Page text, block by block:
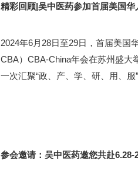
精彩回顾|吴中医药参加首届美国
2024年6月28日至29日，首届美国
CBA）CBA-China年会在苏州盛大
一次汇聚“政、产、学、研、用、服
参会邀请：吴中医药邀您共赴6.28-